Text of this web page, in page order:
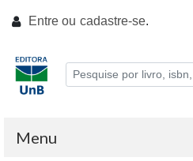
Entre ou cadastre-se.
Menu